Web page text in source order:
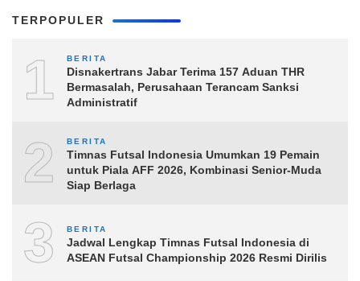
TERPOPULER
1 BERITA
Disnakertrans Jabar Terima 157 Aduan THR
Bermasalah, Perusahaan Terancam Sanksi
Administratif
2 BERITA
Timnas Futsal Indonesia Umumkan 19 Pemain
untuk Piala AFF 2026, Kombinasi Senior-Muda
Siap Berlaga
3 BERITA
Jadwal Lengkap Timnas Futsal Indonesia di
ASEAN Futsal Championship 2026 Resmi Dirilis